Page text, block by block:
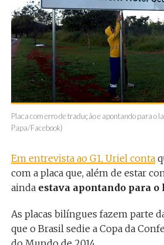
Placa com erro de tradução e apontando para o
Papa/Facebook)
Em entrevista ao G1, Uriel conta
com a placa que, além de estar
ainda estava apontando para o
As placas bilíngues fazem parte
que o Brasil sedie a Copa da